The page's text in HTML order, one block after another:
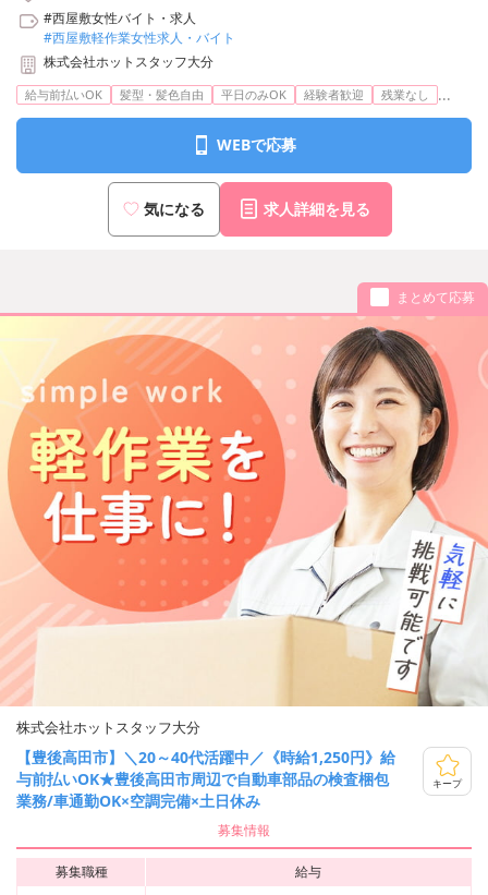
#西屋敷女性バイト・求人
#西屋敷軽作業女性求人・バイト
株式会社ホットスタッフ大分
給与前払いOK 髪型・髪色自由 平日のみOK 経験者歓迎 残業なし ...
WEBで応募
気になる 求人詳細を見る
まとめて応募
株式会社ホットスタッフ大分
【豊後高田市】＼20～40代活躍中／《時給1,250円》給
与前払いOK★豊後高田市周辺で自動車部品の検査梱包
業務/車通勤OK×空調完備×土日休み
キープ
募集情報
募集職種
給与